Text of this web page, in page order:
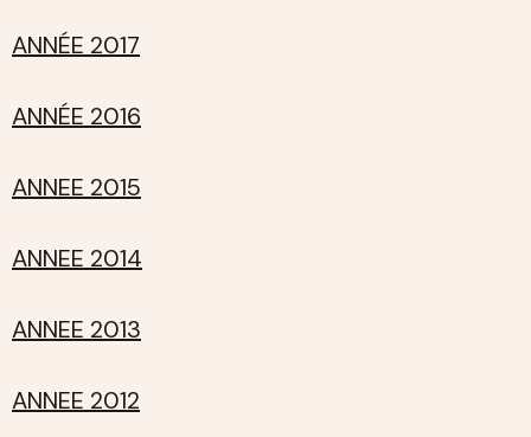
ANNÉE 2017
ANNÉE 2016
ANNEE 2015
ANNEE 2014
ANNEE 2013
ANNEE 2012